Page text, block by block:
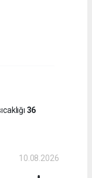
36
10.08.2026